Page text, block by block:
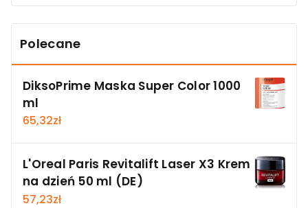
Polecane
DiksoPrime Maska Super Color 1000
ml
65,32zł
L'Oreal Paris Revitalift Laser X3 Krem
na dzień 50 ml (DE)
57,23zł